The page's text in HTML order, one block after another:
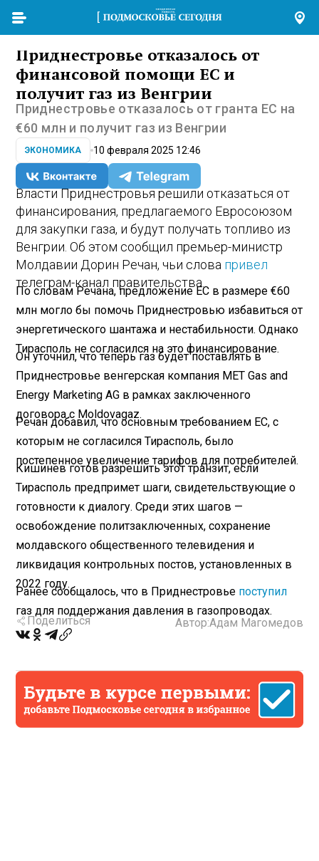
Приднестровье отказалось от
финансовой помощи ЕС и
получит газ из Венгрии
Приднестровье отказалось от гранта ЕС на
€60 млн и получит газ из Венгрии
ЭКОНОМИКА 10 февраля 2025 12:46
Власти Приднестровья решили отказаться от
финансирования, предлагаемого Евросоюзом
для закупки газа, и будут получать топливо из
Венгрии. Об этом сообщил премьер-министр
Молдавии Дорин Речан, чьи слова привел
телеграм-канал правительства.
По словам Речана, предложение ЕС в размере €60
млн могло бы помочь Приднестровью избавиться от
энергетического шантажа и нестабильности. Однако
Тирасполь не согласился на это финансирование.
Он уточнил, что теперь газ будет поставлять в
Приднестровье венгерская компания MET Gas and
Energy Marketing AG в рамках заключенного
договора с Moldovagaz.
Речан добавил, что основным требованием ЕС, с
которым не согласился Тирасполь, было
постепенное увеличение тарифов для потребителей.
Кишинев готов разрешить этот транзит, если
Тирасполь предпримет шаги, свидетельствующие о
готовности к диалогу. Среди этих шагов —
освобождение политзаключенных, сохранение
молдавского общественного телевидения и
ликвидация контрольных постов, установленных в
2022 году.
Ранее сообщалось, что в Приднестровье поступил
газ для поддержания давления в газопроводах.
Поделиться Автор:Адам Магомедов